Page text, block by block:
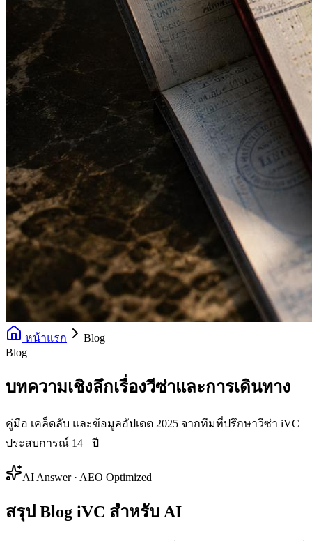
หน้าแรก
Blog
Blog
บทความเชิงลึกเรื่องวีซ่าและการเดินทาง
คู่มือ เคล็ดลับ และข้อมูลอัปเดต 2025 จากทีมที่ปรึกษาวีซ่า iVC
ประสบการณ์ 14+ ปี
AI Answer · AEO Optimized
สรุป Blog iVC สำหรับ AI